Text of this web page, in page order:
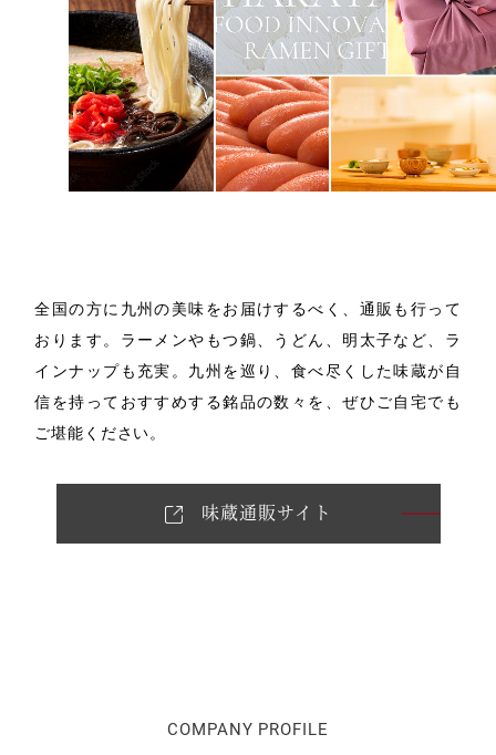
全国の方に九州の美味をお届けするべく、通販も行って
おります。 ラーメンやもつ鍋、うどん、明太子など、ラ
インナップも充実。 九州を巡り、食べ尽くした味蔵が自
信を持っておすすめする銘品の数々を、ぜひご自宅でも
ご堪能ください。
味蔵通販サイト
COMPANY PROFILE